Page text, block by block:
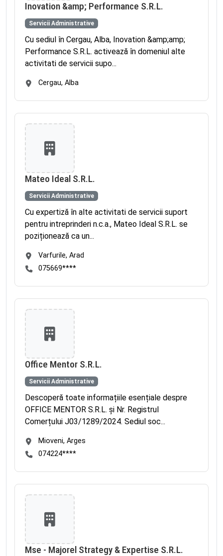
Inovation &amp; Performance S.R.L.
Servicii Administrative
Cu sediul în Cergau, Alba, Inovation &amp;amp;
Performance S.R.L. activează în domeniul alte
activitati de servicii supo...
Cergau, Alba
Mateo Ideal S.R.L.
Servicii Administrative
Cu expertiză în alte activitati de servicii suport
pentru intreprinderi n.c.a., Mateo Ideal S.R.L. se
poziționează ca un...
Varfurile, Arad
075669****
Office Mentor S.R.L.
Servicii Administrative
Descoperă toate informațiile esențiale despre
OFFICE MENTOR S.R.L. și Nr. Registrul
Comerțului J03/1289/2024. Sediul soc...
Mioveni, Arges
074224****
Mse - Majorel Strategy & Expertise S.R.L.